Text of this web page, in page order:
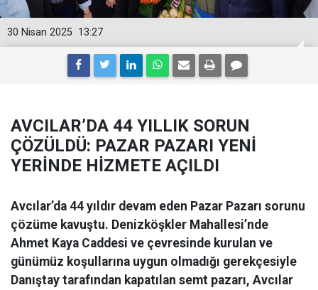
13:27
30 Nisan 2025
AVCILAR’DA 44 YILLIK SORUN
ÇÖZÜLDÜ: PAZAR PAZARI YENİ
YERİNDE HİZMETE AÇILDI
Avcılar’da 44 yıldır devam eden Pazar Pazarı sorunu
çözüme kavuştu. Denizköşkler Mahallesi’nde
Ahmet Kaya Caddesi ve çevresinde kurulan ve
günümüz koşullarına uygun olmadığı gerekçesiyle
Danıştay tarafından kapatılan semt pazarı, Avcılar